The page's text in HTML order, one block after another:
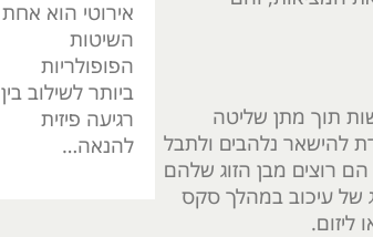
תוך מתן שליטה
להישאר נלהבים ולתבל
רוצים מבן הזוג שלהם
של עיכוב במהלך סקס
ליזום.
אירוטי הוא אחת
השיטות
הפופולריות
ביותר לשילוב בין
רגיעה פיזית
להנאה…